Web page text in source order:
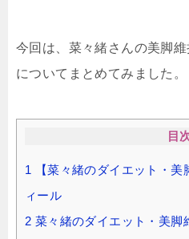
今回は、菜々緒さんの美脚
についてまとめてみました。
目
1 【菜々緒のダイエット・
ィール
2 菜々緒のダイエット・美